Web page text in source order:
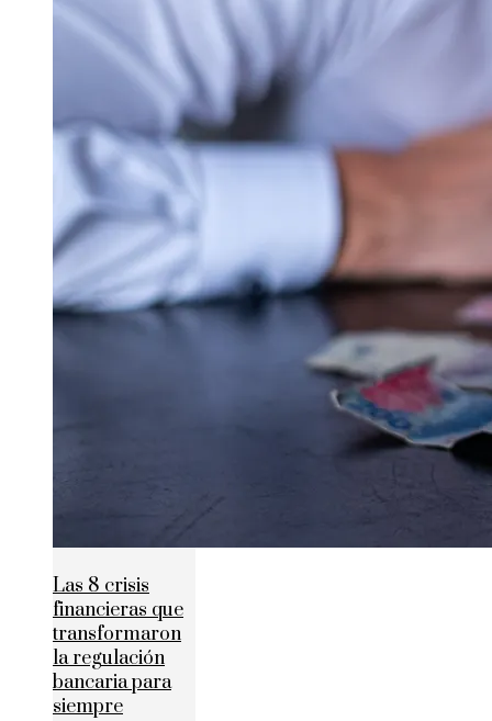
Las 8 crisis
financieras que
transformaron
la regulación
bancaria para
siempre